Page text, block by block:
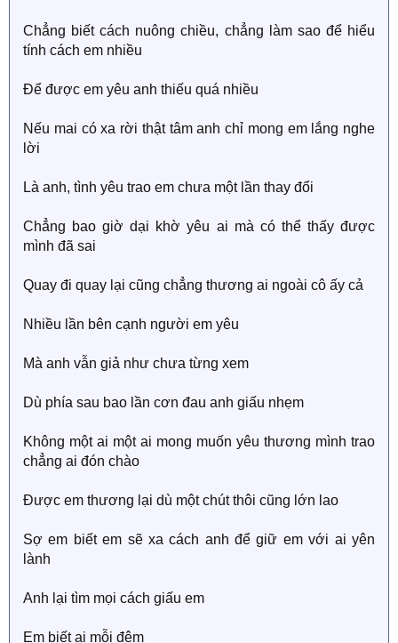
Chẳng biết cách nuông chiều, chẳng làm sao để hiểu
tính cách em nhiều
Để được em yêu anh thiếu quá nhiều
Nếu mai có xa rời thật tâm anh chỉ mong em lắng nghe
lời
Là anh, tình yêu trao em chưa một lần thay đổi
Chẳng bao giờ dại khờ yêu ai mà có thể thấy được
mình đã sai
Quay đi quay lại cũng chẳng thương ai ngoài cô ấy cả
Nhiều lần bên cạnh người em yêu
Mà anh vẫn giả như chưa từng xem
Dù phía sau bao lần cơn đau anh giấu nhẹm
Không một ai một ai mong muốn yêu thương mình trao
chẳng ai đón chào
Được em thương lại dù một chút thôi cũng lớn lao
Sợ em biết em sẽ xa cách anh để giữ em với ai yên
lành
Anh lại tìm mọi cách giấu em
Em biết ai mỗi đêm